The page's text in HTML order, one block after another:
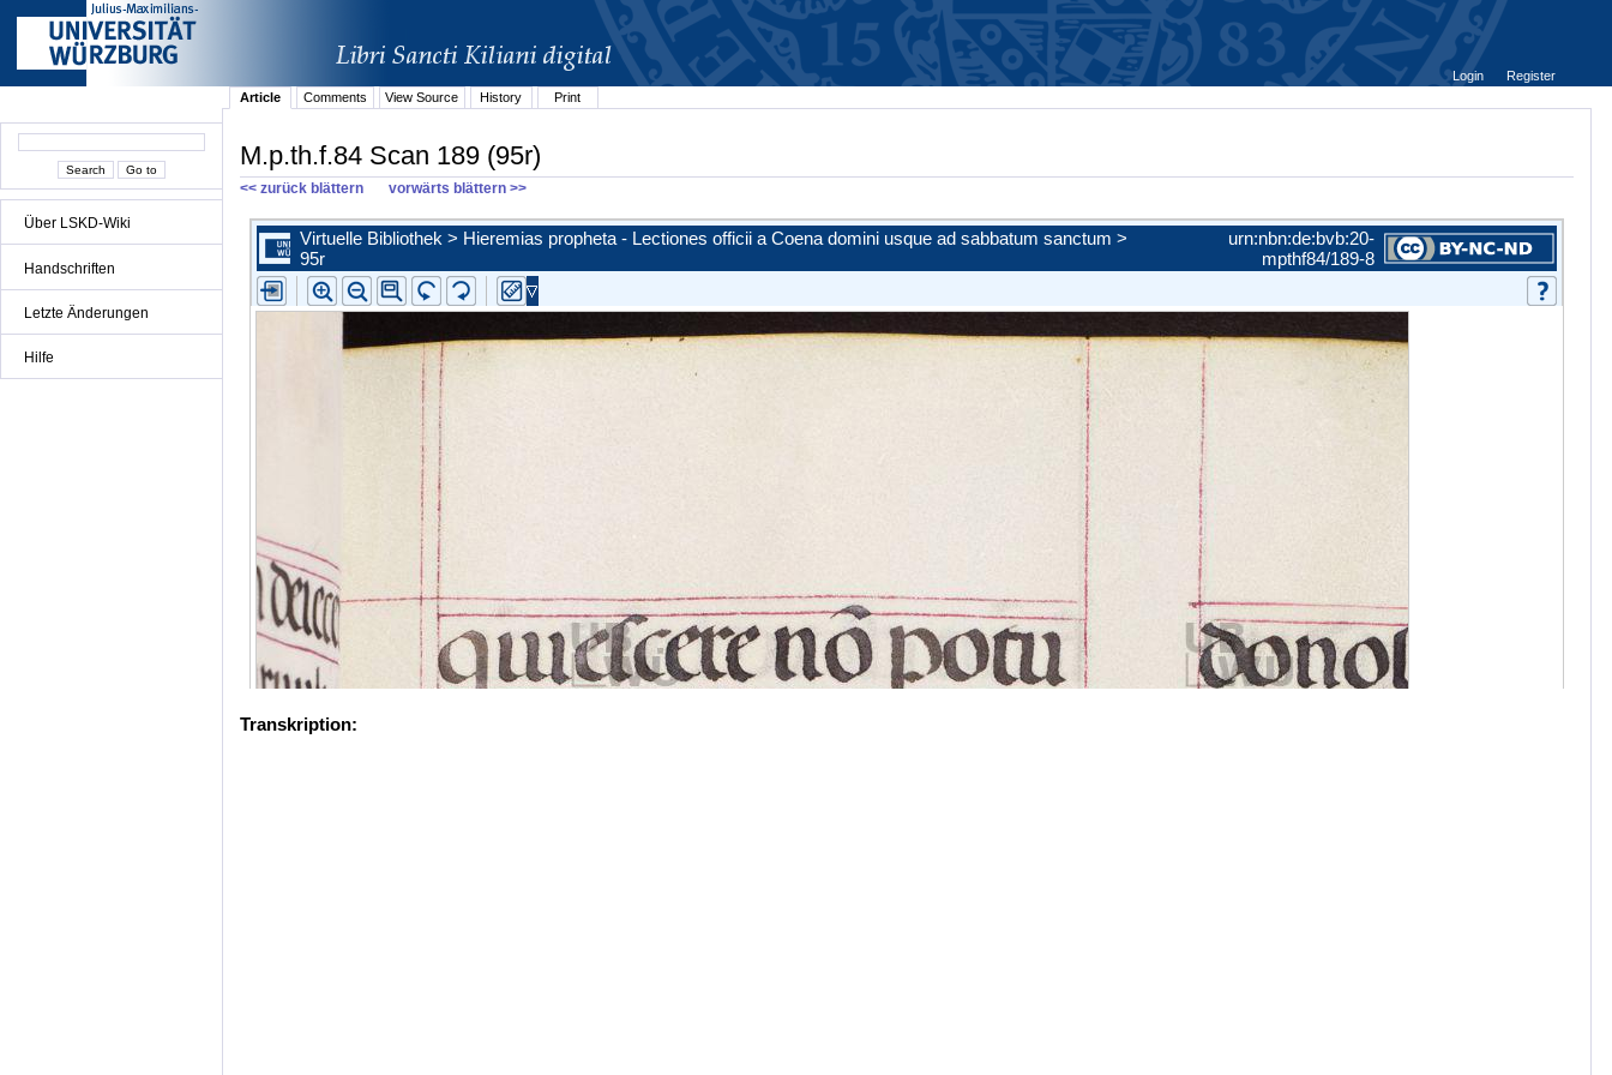
Über LSKD-Wiki
Handschriften
Letzte Änderungen
Hilfe
Login
Register
Article
Comments View Source History Print
M.p.th.f.84 Scan 189 (95r)
<< zurück blättern vorwärts blättern >>
Transkription: